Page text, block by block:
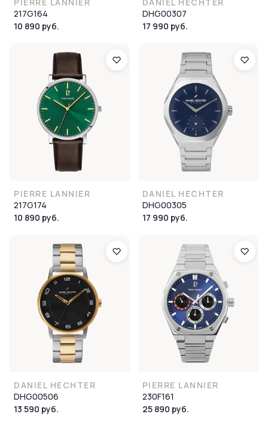
217G164
10 890 руб.
DHG00307
17 990 руб.
PIERRE LANNIER
217G174
10 890 руб.
DANIEL HECHTER
DHG00305
17 990 руб.
DANIEL HECHTER
DHG00506
13 590 руб.
PIERRE LANNIER
230F161
25 890 руб.